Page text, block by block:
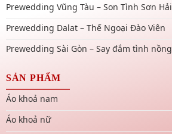
Prewedding Vũng Tàu – Son Tình Sơn Hải
Prewedding Dalat – Thế Ngoại Đào Viên
Prewedding Sài Gòn – Say đắm tình nồng
SẢN PHẨM
Áo khoả nam
Áo khoả nữ